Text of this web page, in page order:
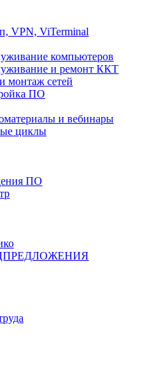
VPN, ViTerminal
компьютеров
и ремонт ККТ
монтаж сетей
ПО
и вебинары
циклы
ПО